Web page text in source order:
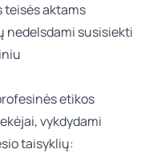
aktams
nedelsdami susisiekti
etikos
vykdydami
taisyklių: